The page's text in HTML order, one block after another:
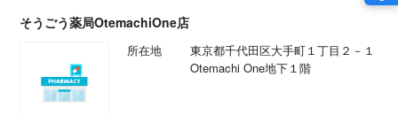
そうごう薬局OtemachiOne店
所在地
東京都千代田区大手町１丁目２－１
Otemachi One地下１階